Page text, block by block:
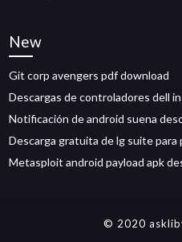
New
Git corp avengers pdf download
Descargas de controladores dell
Notificación de android suena
Descarga gratuita de lg suite para
Metasploit android payload apk
© 2020